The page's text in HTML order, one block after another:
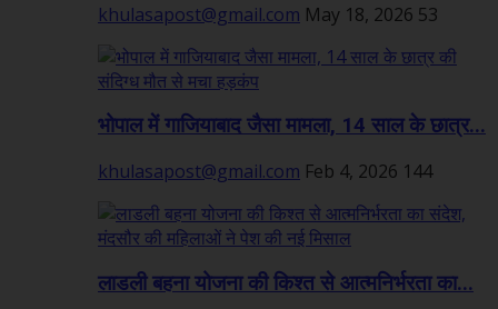
khulasapost@gmail.com May 18, 2026 53
भोपाल में गाजियाबाद जैसा मामला, 14 साल के छात्र...
khulasapost@gmail.com Feb 4, 2026 144
लाडली बहना योजना की किश्त से आत्मनिर्भरता का...